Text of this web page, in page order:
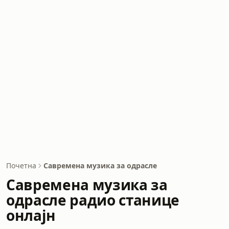
Почетна Савремена музика за одрасле
Савремена музика за
одрасле радио станице
онлајн